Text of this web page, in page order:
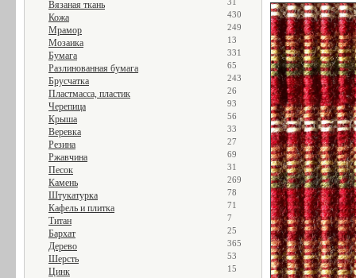
Вязаная ткань
Кожа 430
Мрамор 249
Мозаика 13
Бумага 331
Разлинованная бумага 65
Брусчатка 243
Пластмасса, пластик 26
Черепица 93
Крыша 56
Веревка 33
Резина 27
Ржавчина 69
Песок 31
Камень 269
Штукатурка 78
Кафель и плитка 71
Титан 7
Бархат 25
Дерево 365
Шерсть 53
Цинк 15